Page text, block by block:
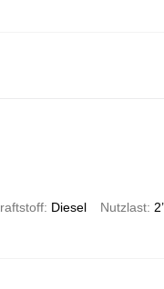
Diesel Nutzlast